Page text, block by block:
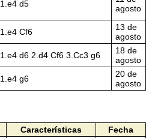
1.e4 d5
agosto
1.e4 Cf6
13 de
agosto
1.e4 d6 2.d4 Cf6 3.Cc3 g6
18 de
agosto
1.e4 g6
20 de
agosto
Características
Fecha